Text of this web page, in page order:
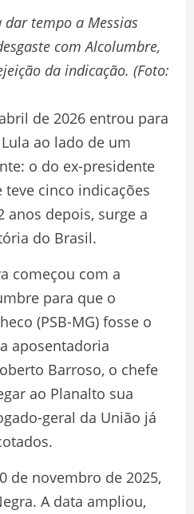
tempo a Messias
com Alcolumbre,
da indicação. (Foto:
de 2026 entrou para
ao lado de um
o do ex-presidente
teve cinco indicações
anos depois, surge a
do Brasil.
começou com a
para que o
(PSB-MG) fosse o
aposentadoria
Barroso, o chefe
ao Planalto sua
geral da União já
de novembro de 2025,
A data ampliou,